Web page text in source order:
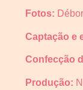
Fotos:
Captação e
Confecção
Produção: